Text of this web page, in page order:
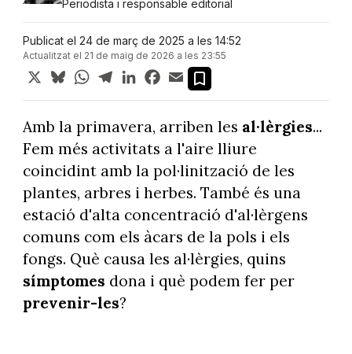
Periodista i responsable editorial
Publicat el 24 de març de 2025 a les 14:52
Actualitzat el 21 de maig de 2026 a les 23:55
X BlueskyWhatsApp
TelegramLinkedInFacebook
Email
Amb la primavera, arriben les al·lèrgies...
Fem més activitats a l'aire lliure
coincidint amb la pol·linització de les
plantes, arbres i herbes. També és una
estació d'alta concentració d'al·lèrgens
comuns com els àcars de la pols i els
fongs. Què causa les al·lèrgies, quins
símptomes dona i què podem fer per
prevenir-les?